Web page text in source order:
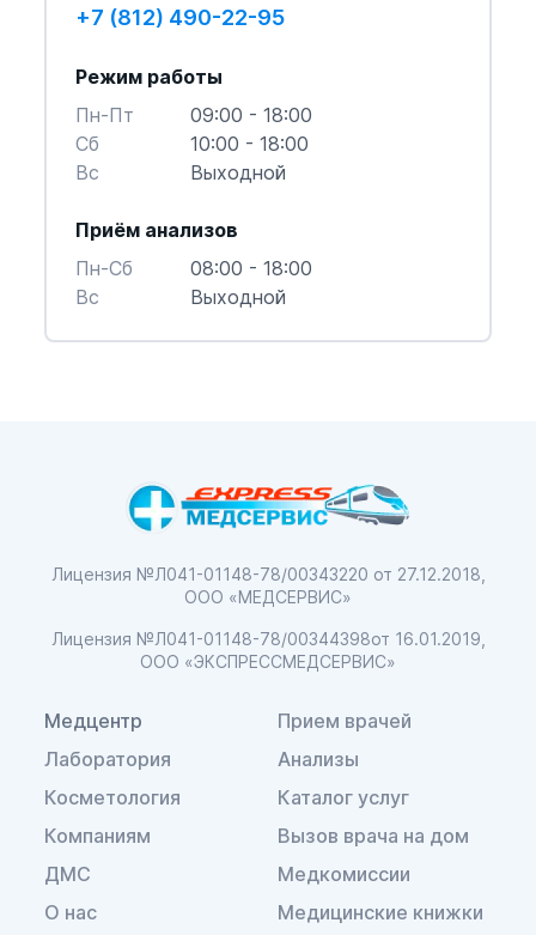
+7 (812) 490-22-95
Режим работы
Пн-Пт
09:00 - 18:00
Cб
10:00 - 18:00
Вс
Выходной
Приём анализов
Пн-Cб
08:00 - 18:00
Вс
Выходной
Лицензия №Л041-01148-78/00343220 от 27.12.2018,
ООО «МЕДСЕРВИС»
Лицензия №Л041-01148-78/00344398от 16.01.2019,
ООО «ЭКСПРЕССМЕДСЕРВИС»
Медцентр
Лаборатория
Косметология
Компаниям
ДМС
О нас
Прием врачей
Анализы
Каталог услуг
Вызов врача на дом
Медкомиссии
Медицинские книжки